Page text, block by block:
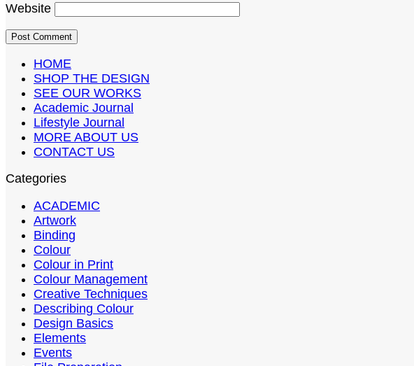
Website
HOME
SHOP THE DESIGN
SEE OUR WORKS
Academic Journal
Lifestyle Journal
MORE ABOUT US
CONTACT US
Categories
ACADEMIC
Artwork
Binding
Colour
Colour in Print
Colour Management
Creative Techniques
Describing Colour
Design Basics
Elements
Events